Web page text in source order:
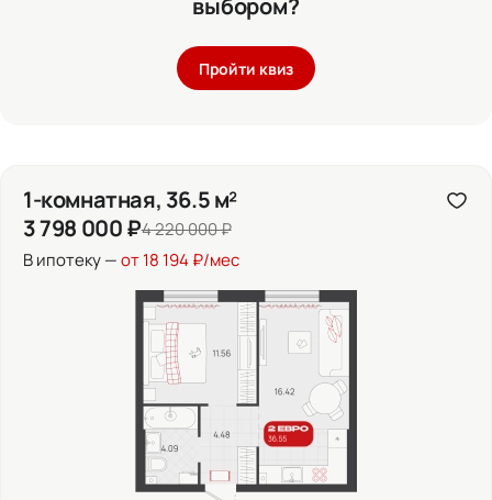
1-комнатная, 36.5 м²
3 798 000 ₽4 220 000 ₽
В ипотеку —от 18 194 ₽/мес
выбором?
Пройти квиз